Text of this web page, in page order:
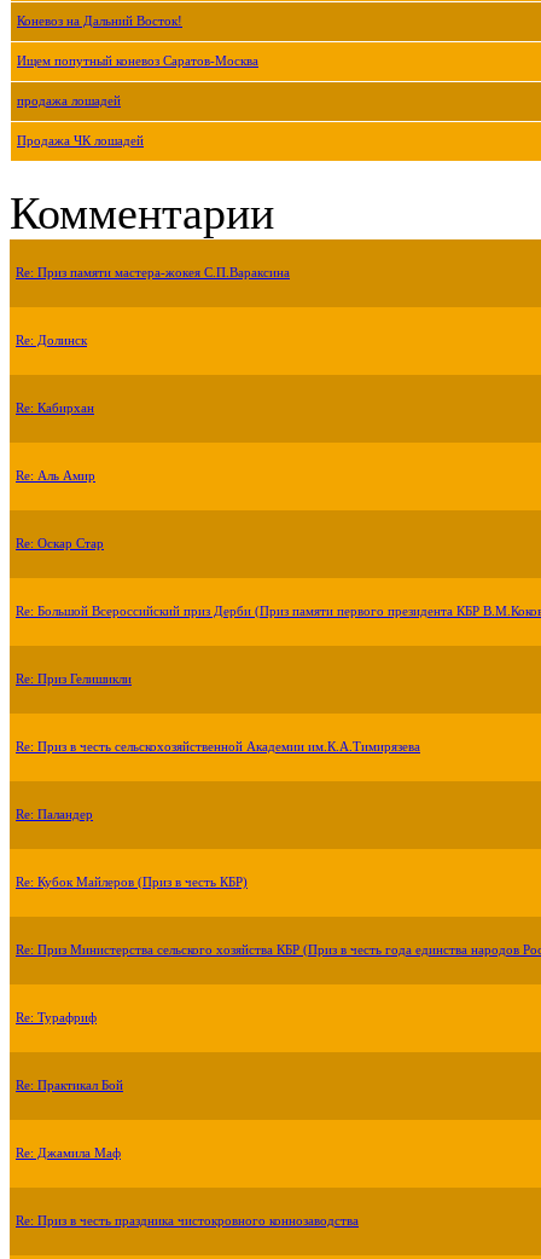
Коневоз на Дальний Восток!
Ищем попутный коневоз Саратов-Москва
продажа лошадей
Продажа ЧК лошадей
Комментарии
Re: Приз памяти мастера-жокея С.П.Вараксина
Re: Долинск
Re: Кабирхан
Re: Аль Амир
Re: Оскар Стар
Re: Большой Всероссийский приз Дерби (Приз памяти первого президента КБР
Re: Приз Гелишикли
Re: Приз в честь сельскохозяйственной Академии им.К.А.Тимирязева
Re: Паландер
Re: Кубок Майлеров (Приз в честь КБР)
Re: Приз Министерства сельского хозяйства КБР (Приз в честь года единства народов
Re: Турафриф
Re: Практикал Бой
Re: Джамила Маф
Re: Приз в честь праздника чистокровного коннозаводства